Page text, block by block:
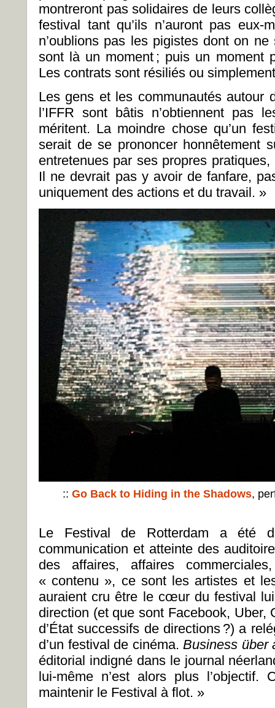
montreront pas solidaires de leurs
festival tant qu’ils n’auront pas eux-
n’oublions pas les pigistes dont on
sont là un moment ; puis un moment
Les contrats sont résiliés ou
Les gens et les communautés autour
l’IFFR sont bâtis n’obtiennent pas
méritent. La moindre chose qu’un
serait de se prononcer honnêtement
entretenues par ses propres
Il ne devrait pas y avoir de fanfare,
uniquement des actions et du travail. »
:: Go Back to Hiding in the Shadows,
Le Festival de Rotterdam a été
communication et atteinte des
des affaires, affaires
« contenu », ce sont les artistes et
auraient cru être le cœur du festival
direction (et que sont Facebook, Uber,
d’État successifs de directions ?) a
d’un festival de cinéma. Business über
éditorial indigné dans le journal
lui-même n’est alors plus
maintenir le Festival à flot. »